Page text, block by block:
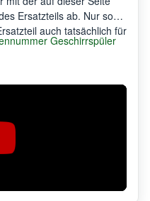
Ersatzteils ab. Nur so
auch tatsächlich für
Geschirrspüler